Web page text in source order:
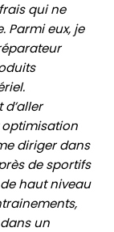
qui ne
Parmi eux, je
optimisation
diriger dans
de sportifs
haut niveau
un